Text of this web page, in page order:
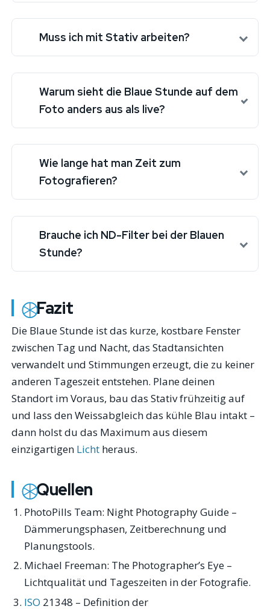
Muss ich mit Stativ arbeiten?
Warum sieht die Blaue Stunde auf dem
Foto anders aus als live?
Wie lange hat man Zeit zum
Fotografieren?
Brauche ich ND-Filter bei der Blauen
Stunde?
Fazit
Die Blaue Stunde ist das kurze, kostbare Fenster
zwischen Tag und Nacht, das Stadtansichten
verwandelt und Stimmungen erzeugt, die zu keiner
anderen Tageszeit entstehen. Plane deinen
Standort im Voraus, bau das Stativ frühzeitig auf
und lass den Weissabgleich das kühle Blau intakt –
dann holst du das Maximum aus diesem
einzigartigen Licht heraus.
Quellen
PhotoPills Team: Night Photography Guide–
Dämmerungsphasen, Zeitberechnung und
Planungstools.
Michael Freeman: The Photographer’s Eye–
Lichtqualität und Tageszeiten in der Fotografie.
ISO 21348 – Definition der